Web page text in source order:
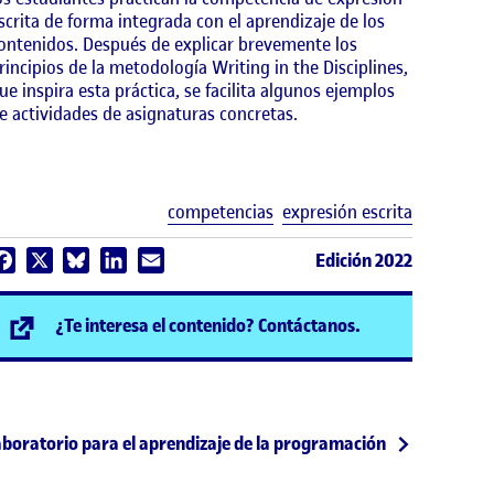
de forma integrada con el aprendizaje de los
Después de explicar brevemente los
de la metodología Writing in the Disciplines,
inspira esta práctica, se facilita algunos ejemplos
actividades de asignaturas concretas.
competencias expresión escrita
Facebook Bluesky LinkedIn Edición 2022
¿Te interesa el contenido? Contáctanos.
para el aprendizaje de la programación